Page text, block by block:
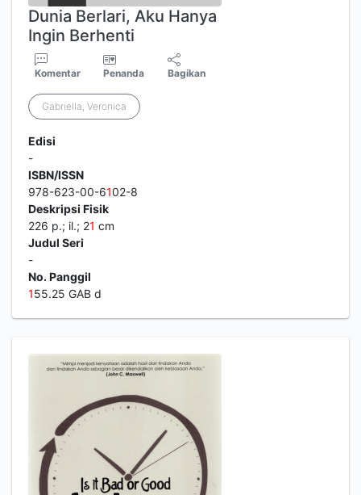
Dunia Berlari, Aku Hanya
Ingin Berhenti
Komentar Penanda Bagikan
Gabriella, Veronica
Edisi
-
ISBN/ISSN
978-623-00-6102-8
Deskripsi Fisik
226 p.; il.; 21 cm
Judul Seri
-
No. Panggil
155.25 GAB d